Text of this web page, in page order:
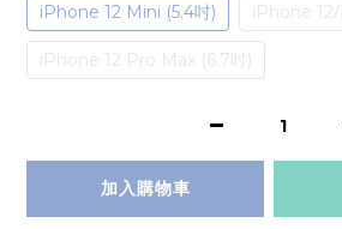
iPhone 12 Mini (5.4吋) iPhone 12/
iPhone 12 Pro Max (6.7吋)
加入購物車